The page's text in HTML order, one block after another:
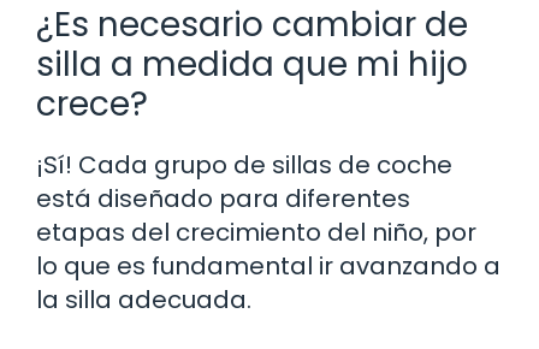
¿Es necesario cambiar de
silla a medida que mi hijo
crece?
¡Sí! Cada grupo de sillas de coche
está diseñado para diferentes
etapas del crecimiento del niño, por
lo que es fundamental ir avanzando a
la silla adecuada.